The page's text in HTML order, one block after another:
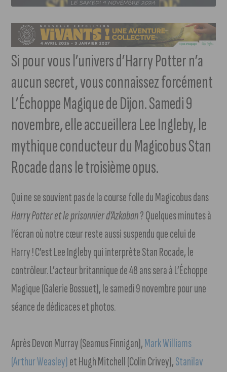
Si pour vous l’univers d’Harry Potter n’a
aucun secret, vous connaissez forcément
L’Échoppe Magique de Dijon. Samedi 9
novembre, elle accueillera Lee Ingleby, le
mythique conducteur du Magicobus Stan
Rocade dans le troisième opus.
Qui ne se souvient pas de la course folle du Magicobus dans
Harry Potter et le prisonnier d’Azkaban? Quelques minutes à
l’écran où notre cœur reste aussi suspendu que celui de
Harry ! C’est Lee Ingleby qui interprète Stan Rocade, le
contrôleur. L’acteur britannique de 48 ans sera à L’Échoppe
Magique (Galerie Bossuet), le samedi 9 novembre pour une
séance de dédicaces et photos.
Après Devon Murray (Seamus Finnigan),Mark Williams
(Arthur Weasley)et Hugh Mitchell (Colin Crivey),Stanilav